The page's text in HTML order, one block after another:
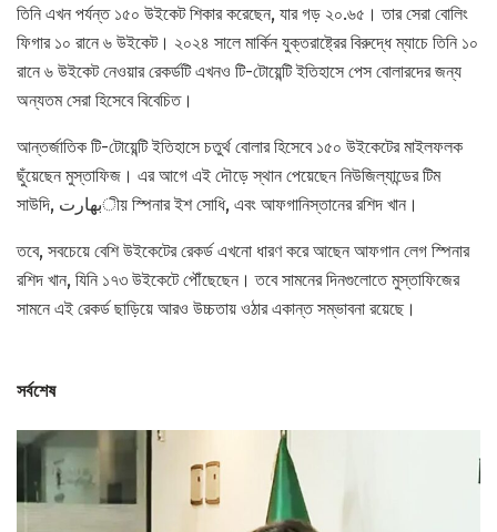
তিনি এখন পর্যন্ত ১৫০ উইকেট শিকার করেছেন, যার গড় ২০.৬৫। তার সেরা বোলিং
ফিগার ১০ রানে ৬ উইকেট। ২০২৪ সালে মার্কিন যুক্তরাষ্ট্রের বিরুদ্ধে ম্যাচে তিনি ১০
রানে ৬ উইকেট নেওয়ার রেকর্ডটি এখনও টি-টোয়েন্টি ইতিহাসে পেস বোলারদের জন্য
অন্যতম সেরা হিসেবে বিবেচিত।
আন্তর্জাতিক টি-টোয়েন্টি ইতিহাসে চতুর্থ বোলার হিসেবে ১৫০ উইকেটের মাইলফলক
ছুঁয়েছেন মুস্তাফিজ। এর আগে এই দৌড়ে স্থান পেয়েছেন নিউজিল্যান্ডের টিম
সাউদি, بھارتীয় স্পিনার ইশ সোধি, এবং আফগানিস্তানের রশিদ খান।
তবে, সবচেয়ে বেশি উইকেটের রেকর্ড এখনো ধারণ করে আছেন আফগান লেগ স্পিনার
রশিদ খান, যিনি ১৭৩ উইকেটে পৌঁছেছেন। তবে সামনের দিনগুলোতে মুস্তাফিজের
সামনে এই রেকর্ড ছাড়িয়ে আরও উচ্চতায় ওঠার একান্ত সম্ভাবনা রয়েছে।
সর্বশেষ